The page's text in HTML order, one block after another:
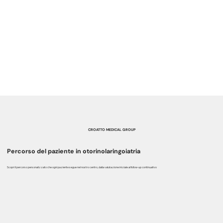
CROATTO MEDICAL GROUP
Percorso del paziente in otorinolaringoiatria
Scopri il percorso personalizzato che ogni paziente segue nel nostro centro, dalla valutazione iniziale al follow-up continuativo